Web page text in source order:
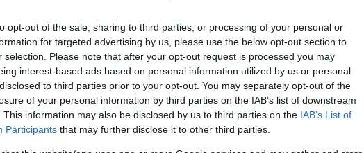
opt-out of the sale, sharing to third parties, or processing of your personal or
for targeted advertising by us, please use the below opt-out section to
selection. Please note that after your opt-out request is processed you may
interest-based ads based on personal information utilized by us or personal
to third parties prior to your opt-out. You may separately opt-out of the
of your personal information by third parties on the IAB’s list of downstream
This information may also be disclosed by us to third parties on the IAB’s List of
Participants that may further disclose it to other third parties.
cayendo en más de 70 millones en la
Pese a ello, hubo jugadores que
ganadores de valor de mercado en la última
protagonista.